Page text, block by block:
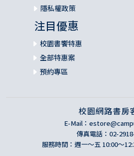
隱私權政策
注目優惠
校園書饗特惠
全部特惠案
預約專區
校園網路書房
E-Mail：
傳真電話：02-
服務時間：週一～五 10:00～